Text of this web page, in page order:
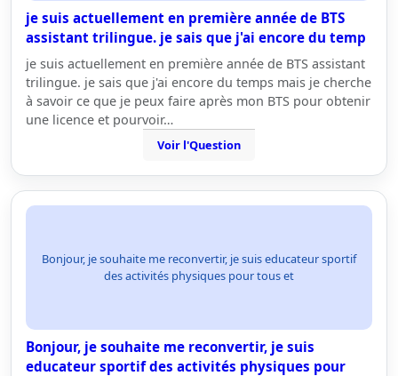
je suis actuellement en première année de BTS
assistant trilingue. je sais que j'ai encore du temp
je suis actuellement en première année de BTS assistant
trilingue. je sais que j'ai encore du temps mais je cherche
à savoir ce que je peux faire après mon BTS pour obtenir
une licence et pourvoir…
Voir l'Question
Bonjour, je souhaite me reconvertir, je suis educateur sportif
des activités physiques pour tous et
Bonjour, je souhaite me reconvertir, je suis
educateur sportif des activités physiques pour